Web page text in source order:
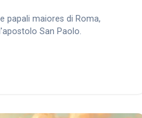
papali maiores di Roma,
San Paolo.